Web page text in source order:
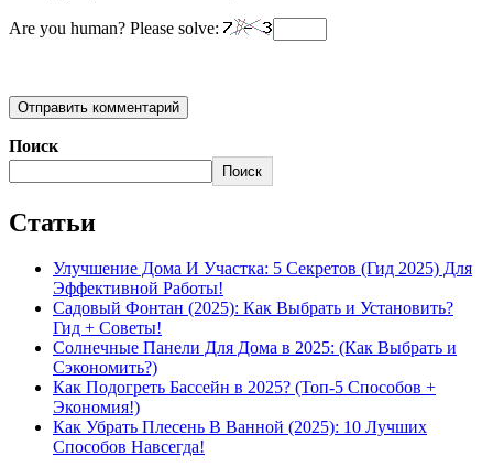
Are you human? Please solve:
Поиск
Поиск
Статьи
Улучшение Дома И Участка: 5 Секретов (Гид 2025) Для
Эффективной Работы!
Садовый Фонтан (2025): Как Выбрать и Установить?
Гид + Советы!
Солнечные Панели Для Дома в 2025: (Как Выбрать и
Сэкономить?)
Как Подогреть Бассейн в 2025? (Топ-5 Способов +
Экономия!)
Как Убрать Плесень В Ванной (2025): 10 Лучших
Способов Навсегда!